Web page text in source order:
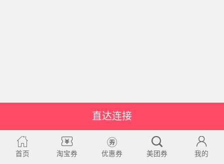
直达连接
首页 淘宝券 优惠券 美团券 我的